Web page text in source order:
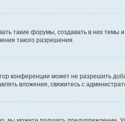
такие форумы, создавать в них темы
такого разрешения.
конференции может не разрешить
вложения, свяжитесь с